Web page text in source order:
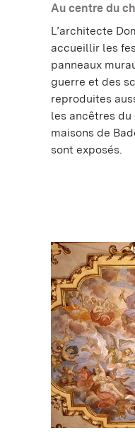
Au centre du
L’architecte
accueillir les
panneaux
guerre et des
reproduites
les ancêtres
maisons de
sont exposés.